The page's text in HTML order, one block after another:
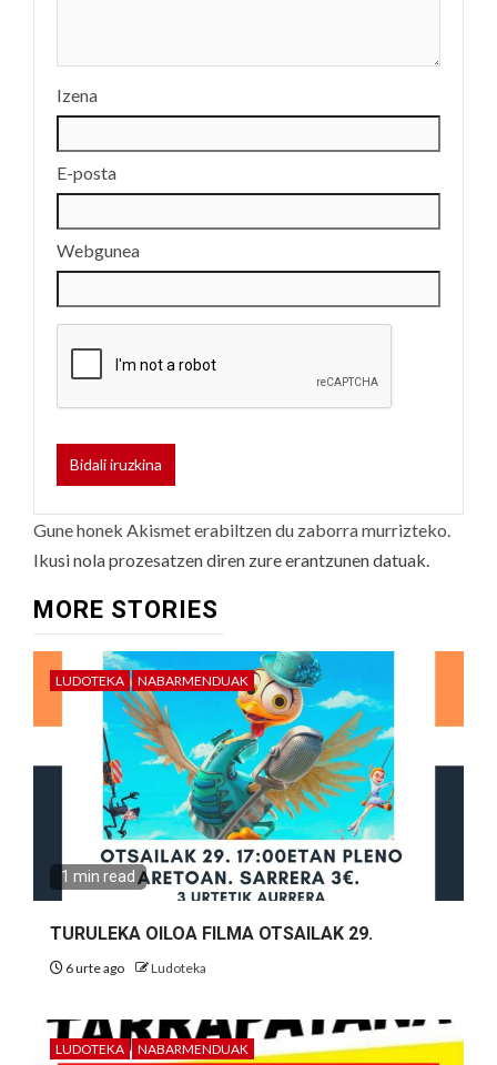
Izena
E-posta
Webgunea
Gune honek Akismet erabiltzen du zaborra murrizteko.
Ikusi nola prozesatzen diren zure erantzunen datuak.
MORE STORIES
LUDOTEKA NABARMENDUAK
1 min read
TURULEKA OILOA FILMA OTSAILAK 29.
6 urte ago Ludoteka
LUDOTEKA NABARMENDUAK